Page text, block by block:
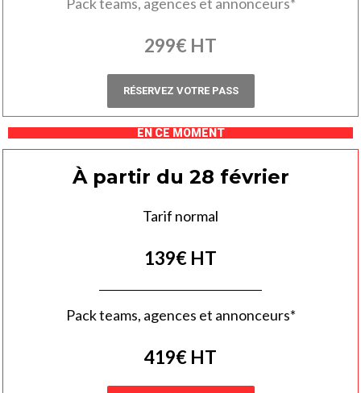
299€ HT
RÉSERVEZ VOTRE PASS
EN CE MOMENT
À partir du 28 février
Tarif normal
139€ HT
Pack teams, agences et annonceurs*
419€ HT